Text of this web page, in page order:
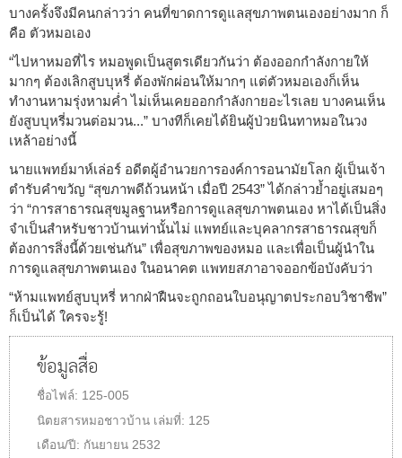
บางครั้งจึงมีคนกล่าวว่า คนที่ขาดการดูแลสุขภาพตนเองอย่างมาก ก็
คือ ตัวหมอเอง
“ไปหาหมอที่ไร หมอพูดเป็นสูตรเดียวกันว่า ต้องออกกำลังกายให้
มากๆ ต้องเลิกสูบบุหรี่ ต้องพักผ่อนให้มากๆ แต่ตัวหมอเองก็เห็น
ทำงานหามรุ่งหามค่ำ ไม่เห็นเคยออกกำลังกายอะไรเลย บางคนเห็น
ยังสูบบุหรี่มวนต่อมวน...” บางทีก็เคยได้ยินผู้ป่วยนินทาหมอในวง
เหล้าอย่างนี้
นายแพทย์มาห์เล่อร์ อดีตผู้อำนวยการองค์การอนามัยโลก ผู้เป็นเจ้า
ตำรับคำขวัญ “สุขภาพดีถ้วนหน้า เมื่อปี 2543” ได้กล่าวย้ำอยู่เสมอๆ
ว่า “การสาธารณสุขมูลฐานหรือการดูแลสุขภาพตนเอง หาได้เป็นสิ่ง
จำเป็นสำหรับชาวบ้านเท่านั้นไม่ แพทย์และบุคลากรสาธารณสุขก็
ต้องการสิ่งนี้ด้วยเช่นกัน” เพื่อสุขภาพของหมอ และเพื่อเป็นผู้นำใน
การดูแลสุขภาพตนเอง ในอนาคต แพทยสภาอาจออกข้อบังคับว่า
“ห้ามแพทย์สูบบุหรี่ หากฝ่าฝืนจะถูกถอนใบอนุญาตประกอบวิชาชีพ”
ก็เป็นได้ ใครจะรู้!
ข้อมูลสื่อ
ชื่อไฟล์: 125-005
นิตยสารหมอชาวบ้าน เล่มที่: 125
เดือน/ปี: กันยายน 2532